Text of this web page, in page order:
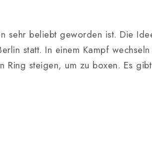
sehr beliebt geworden ist. Die
statt. In einem Kampf wechseln
Ring steigen, um zu boxen. Es